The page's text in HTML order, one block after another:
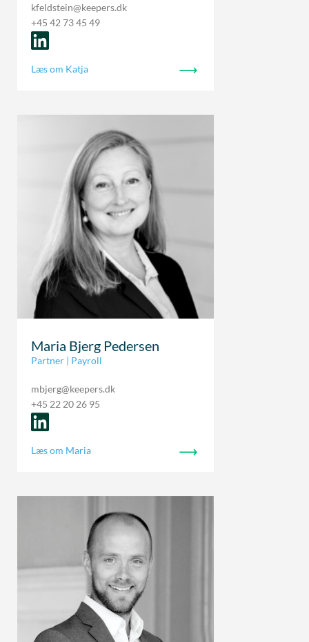
kfeldstein@keepers.dk
+45 42 73 45 49
Læs om Katja
Maria Bjerg Pedersen
Partner | Payroll
mbjerg@keepers.dk
+45 22 20 26 95
Læs om Maria